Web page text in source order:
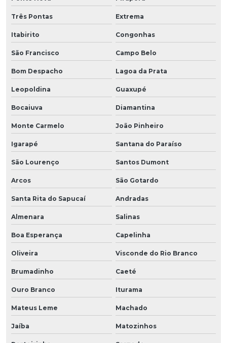
Três Pontas Extrema
Itabirito Congonhas
São Francisco Campo Belo
Bom Despacho Lagoa da Prata
Leopoldina Guaxupé
Bocaiuva Diamantina
Monte Carmelo João Pinheiro
Igarapé Santana do Paraíso
São Lourenço Santos Dumont
Arcos São Gotardo
Santa Rita do Sapucaí Andradas
Almenara Salinas
Boa Esperança Capelinha
Oliveira Visconde do Rio Branco
Brumadinho Caeté
Ouro Branco Iturama
Mateus Leme Machado
Jaíba Matozinhos